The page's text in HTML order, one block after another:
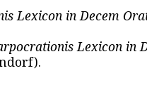
Lexicon in Decem
Lexicon in